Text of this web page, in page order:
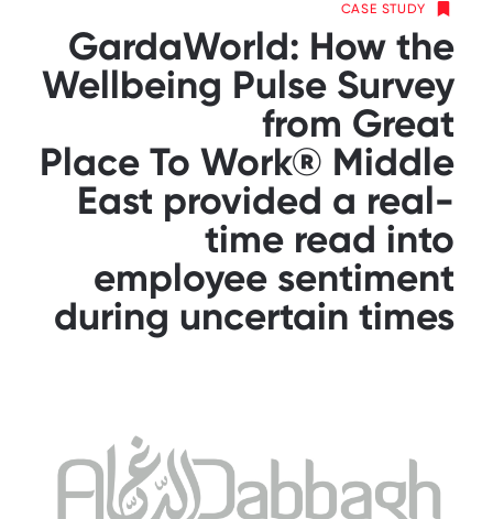
CASE STUDY
GardaWorld: How the
Wellbeing Pulse Survey
from Great
Place To Work® Middle
East provided a real-
time read into
employee sentiment
during uncertain times